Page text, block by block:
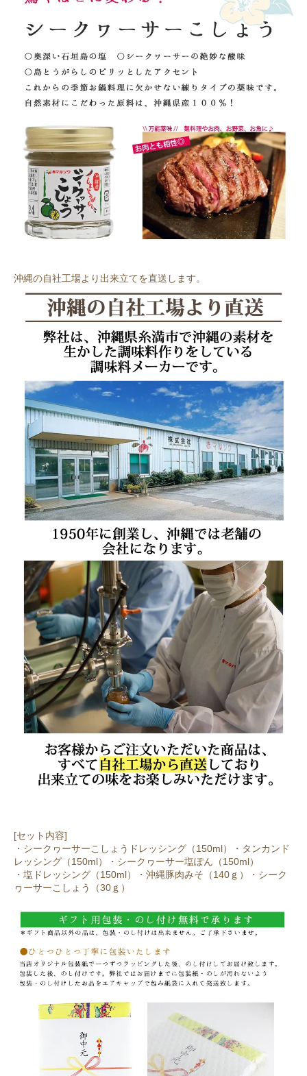
沖縄の自社工場より出来立てを直送します。
[セット内容]
・シークヮーサーこしょうドレッシング（150ml）・タンカンド
レッシング（150ml）・シークヮーサー塩ぽん（150ml）
・塩ドレッシング（150ml）・沖縄豚肉みそ（140ｇ）・シーク
ヮーサーこしょう（30ｇ）